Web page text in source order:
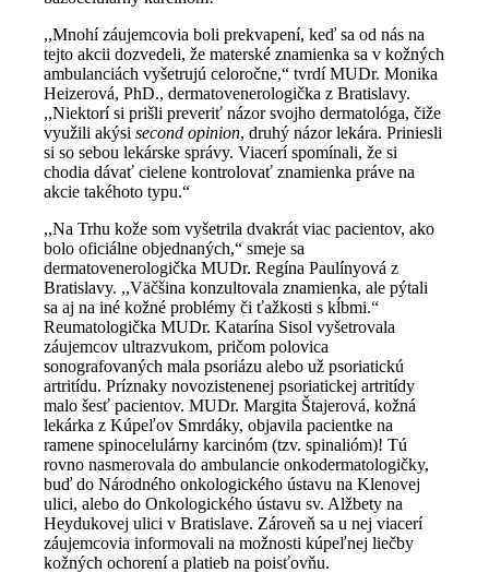
,,Mnohí záujemcovia boli prekvapení, keď sa od nás na
tejto akcii dozvedeli, že materské znamienka sa v kožných
ambulanciách vyšetrujú celoročne,“ tvrdí MUDr. Monika
Heizerová, PhD., dermatovenerologička z Bratislavy.
,,Niektorí si prišli preveriť názor svojho dermatológa, čiže
využili akýsisecond opinion, druhý názor lekára. Priniesli
si so sebou lekárske správy. Viacerí spomínali, že si
chodia dávať cielene kontrolovať znamienka práve na
akcie takéhoto typu.“
,,Na Trhu kože som vyšetrila dvakrát viac pacientov, ako
bolo oficiálne objednaných,“ smeje sa
dermatovenerologička MUDr. Regína Paulínyová z
Bratislavy. ,,Väčšina konzultovala znamienka, ale pýtali
sa aj na iné kožné problémy či ťažkosti s kĺbmi.“
Reumatologička MUDr. Katarína Sisol vyšetrovala
záujemcov ultrazvukom, pričom polovica
sonografovaných mala psoriázu alebo už psoriatickú
artritídu. Príznaky novozistenenej psoriatickej artritídy
malo šesť pacientov. MUDr. Margita Štajerová, kožná
lekárka z Kúpeľov Smrdáky, objavila pacientke na
ramene spinocelulárny karcinóm (tzv. spinalióm)! Tú
rovno nasmerovala do ambulancie onkodermatologičky,
buď do Národného onkologického ústavu na Klenovej
ulici, alebo do Onkologického ústavu sv. Alžbety na
Heydukovej ulici v Bratislave. Zároveň sa u nej viacerí
záujemcovia informovali na možnosti kúpeľnej liečby
kožných ochorení a platieb na poisťovňu.